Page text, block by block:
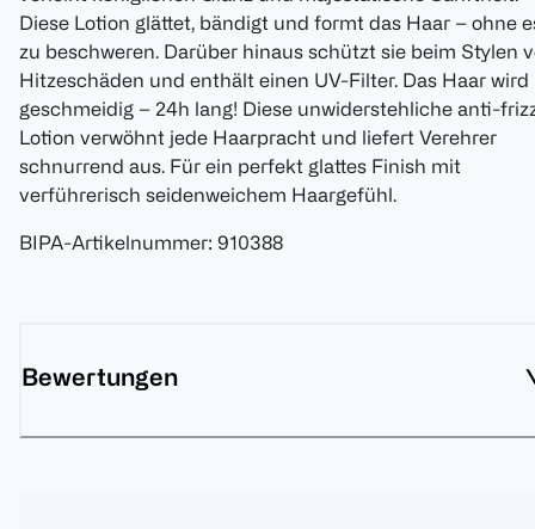
Diese Lotion glättet, bändigt und formt das Haar – ohne
zu beschweren. Darüber hinaus schützt sie beim Stylen
Hitzeschäden und enthält einen UV-Filter. Das Haar wird
geschmeidig – 24h lang! Diese unwiderstehliche anti-
Lotion verwöhnt jede Haarpracht und liefert Verehrer
schnurrend aus. Für ein perfekt glattes Finish mit
verführerisch seidenweichem Haargefühl.
BIPA-Artikelnummer: 910388
Bewertungen